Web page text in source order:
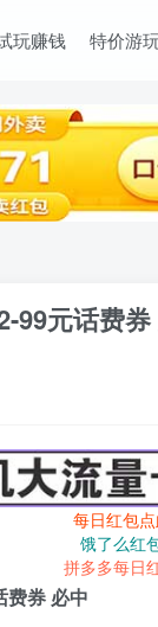
玩赚钱 特价游
99元话费券
每日红包
饿了么红
拼多多每日
费券 必中